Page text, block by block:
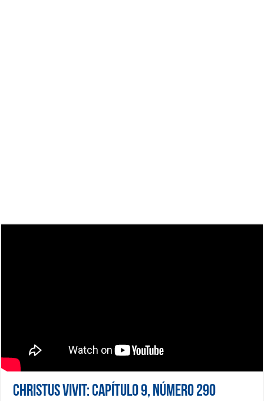
Christus Vivit: Capítulo 9, Número 290